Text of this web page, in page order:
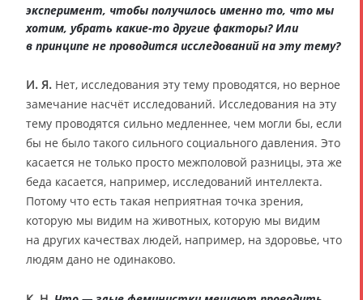
эксперимент, чтобы получилось именно то, что мы
хотим, убрать какие-то другие факторы? Или
в принципе не проводится исследований на эту тему?
И. Я. Нет, исследования эту тему проводятся, но верное
замечание насчёт исследований. Исследования на эту
тему проводятся сильно медленнее, чем могли бы, если
бы не было такого сильного социального давления. Это
касается не только просто межполовой разницы, эта же
беда касается, например, исследований интеллекта.
Потому что есть такая неприятная точка зрения,
которую мы видим на животных, которую мы видим
на других качествах людей, например, на здоровье, что
людям дано не одинаково.